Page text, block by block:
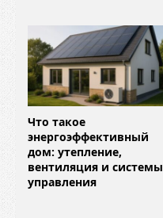
Что такое
энергоэффективный
дом: утепление,
вентиляция и системы
управления